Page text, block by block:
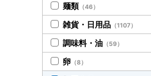
麺類 （46）
雑貨・日用品 （1107）
調味料・油 （59）
卵 （8）